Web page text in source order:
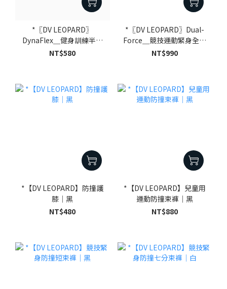
*〖DV LEOPARD〗
DynaFlex＿健身訓練半截
短袖｜黑
NT$580
*〖DV LEOPARD〗Dual-
Force＿競技運動緊身全長
束褲｜黑
NT$990
*【DV LEOPARD】防撞護
膝｜黑
NT$480
*【DV LEOPARD】兒童用
運動防撞束褲｜黑
NT$880